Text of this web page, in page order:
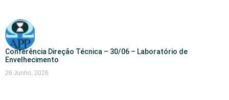
Conferência Direção Técnica – 30/06 – Laboratório de
Envelhecimento
26 Junho, 2026